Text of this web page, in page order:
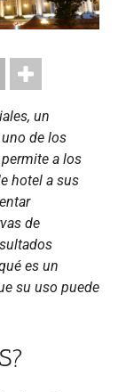
un
de los
a los
hotel a sus
de
es un
su uso puede